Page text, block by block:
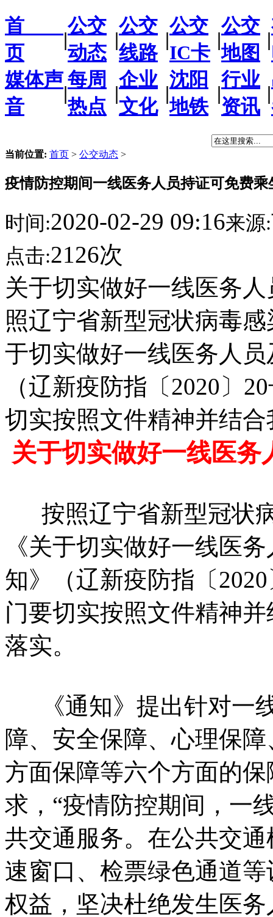
首
页
|
公交
动态
|
公交
线路
|
公交
IC卡
|
公交
地图
|
媒体声
音
|
每周
热点
|
企业
文化
|
沈阳
地铁
|
行业
资讯
|
当前位置: 首页 > 公交动态 >
疫情防控期间一线医务人员持证可免费
时间:2020-02-29 09:16来源:
点击:2126次
关于切实做好一线医务
照辽宁省新型冠状病毒
于切实做好一线医务人
（辽新疫防指〔2020〕
切实按照文件精神并结
关于切实做好一线医
按照辽宁省新型冠状
《关于切实做好一线医
知》（辽新疫防指〔
门要切实按照文件精神
落实。
《通知》提出针对一
障、安全保障、心理保
方面保障等六个方面的
求，“疫情防控期间，一
共交通服务。在公共交
速窗口、检票绿色通道
权益，坚决杜绝发生医